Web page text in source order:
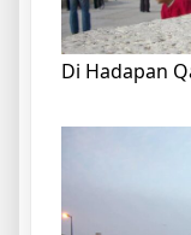
Di Hadapan